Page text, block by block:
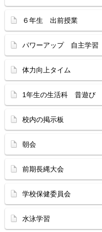
６年生 出前授業
パワーアップ 自主学習
体力向上タイム
1年生の生活科 昔遊び
校内の掲示板
朝会
前期長縄大会
学校保健委員会
水泳学習